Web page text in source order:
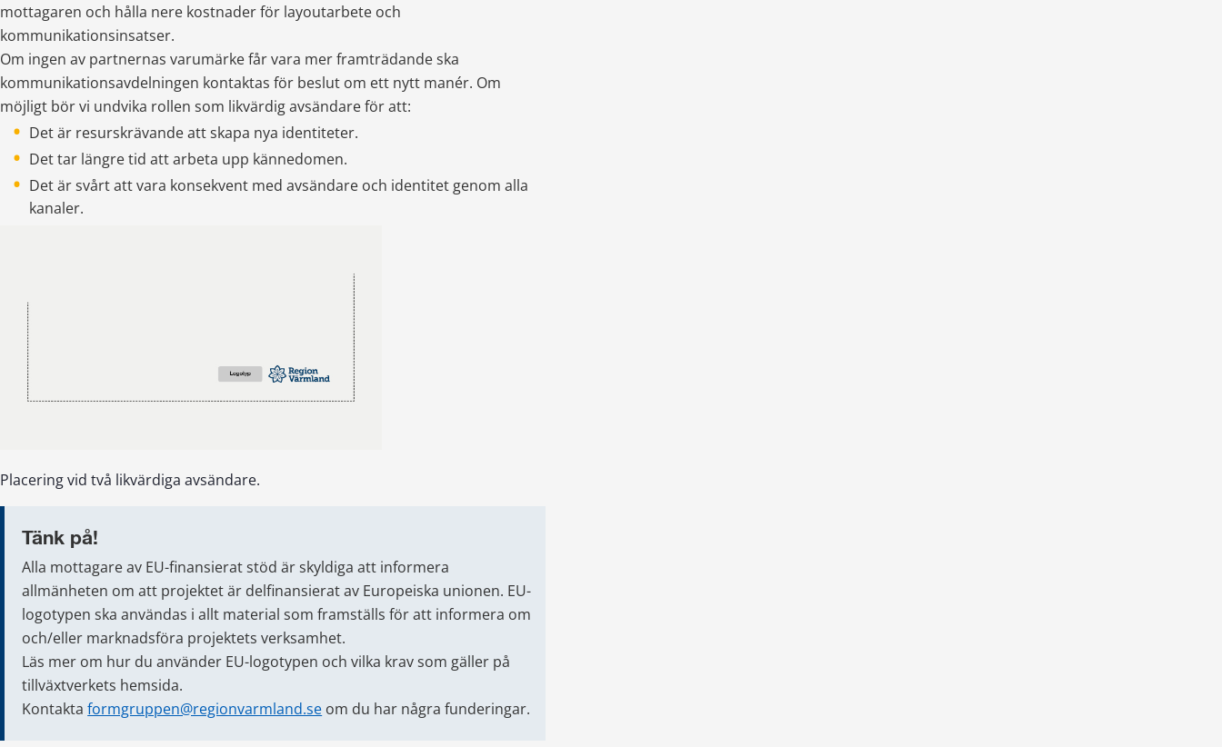
mottagaren och hålla nere kostnader för layoutarbete och
kommunikationsinsatser.
Om ingen av partnernas varumärke får vara mer framträdande ska
kommunikationsavdelningen kontaktas för beslut om ett nytt manér. Om
möjligt bör vi undvika rollen som likvärdig avsändare för att:
Det är resurskrävande att skapa nya identiteter.
Det tar längre tid att arbeta upp kännedomen.
Det är svårt att vara konsekvent med avsändare och identitet genom alla
kanaler.
Placering vid två likvärdiga avsändare.
Tänk på!
Alla mottagare av EU-finansierat stöd är skyldiga att informera
allmänheten om att projektet är delfinansierat av Europeiska unionen. EU-
logotypen ska användas i allt material som framställs för att informera om
och/eller marknadsföra projektets verksamhet.
Läs mer om hur du använder EU-logotypen och vilka krav som gäller på
tillväxtverkets hemsida.
Kontakta formgruppen@regionvarmland.se om du har några funderingar.